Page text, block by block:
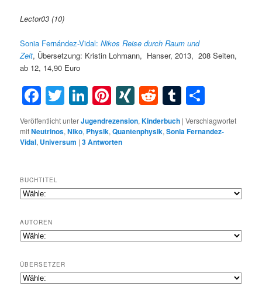
Lector03 (10)
Sonia Fernández-Vidal:Nikos Reise durch Raum und
Zeit, Übersetzung: Kristin Lohmann, Hanser, 2013, 208 Seiten,
ab 12, 14,90 Euro
Facebook
Twitter
LinkedIn
Pinterest
XINGRedditTumblr
Veröffentlicht unterJugendrezension,Kinderbuch |Verschlagwortet
mitNeutrinos,Niko, Physik,Quantenphysik,Sonia Fernandez-
Vidal, Universum |3Antworten
BUCHTITEL
AUTOREN
ÜBERSETZER